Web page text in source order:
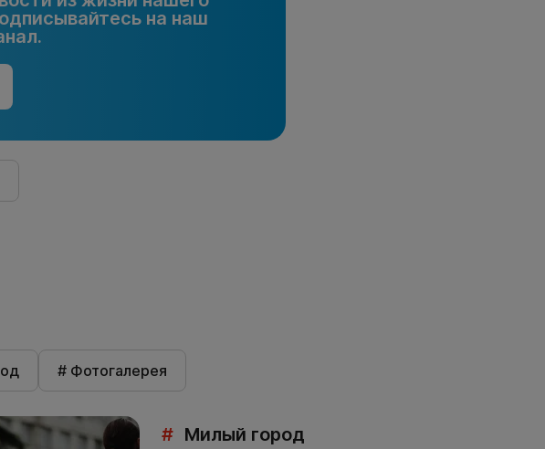
на наш
# Фотогалерея
# Милый город